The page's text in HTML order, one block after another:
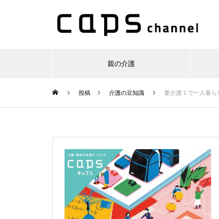
親の介護
投稿 介護の豆知識 要介護１で一人暮